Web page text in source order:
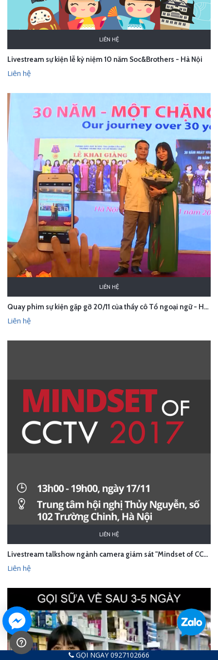
LIÊN HỆ
Livestream sự kiện lễ kỷ niệm 10 năm Soc&Brothers - Hà Nội
Liên hệ
LIÊN HỆ
Quay phim sự kiện gặp gỡ 20/11 của thầy cô Tổ ngoại ngữ - Hà Nội
Liên hệ
LIÊN HỆ
Livestream talkshow ngành camera giám sát "Mindset of CCTV 2017" - Hà Nội
Liên hệ
GỌI NGAY 0927102666